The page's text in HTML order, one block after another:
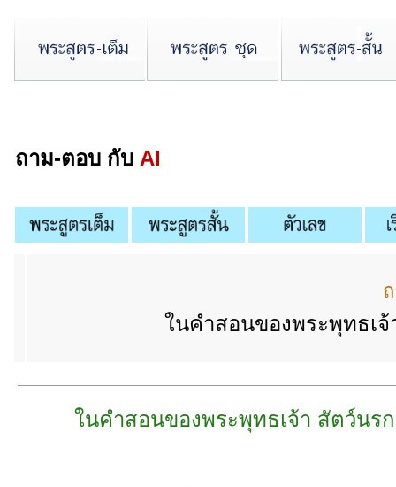
ถาม-ตอบ กับ AI
ในคำสอนของพระพุทธเ
ในคำสอนของพระพุทธเจ้า สัตว์นร